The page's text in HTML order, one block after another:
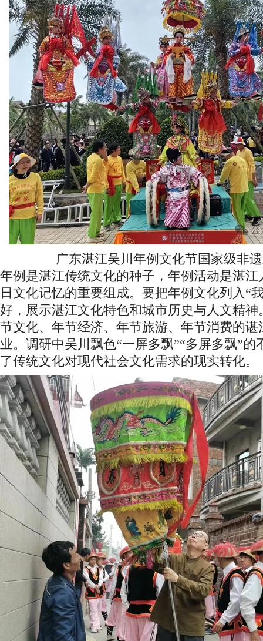
广东湛江吴川年例文化节国家级非
年例是湛江传统文化的种子，年例活动是湛
日文化记忆的重要组成。要把年例文化列入“
好，展示湛江文化特色和城市历史与人文精
节文化、年节经济、年节旅游、年节消费的
业。调研中吴川飘色“一屏多飘”“多屏多飘”的
了传统文化对现代社会文化需求的现实转化。